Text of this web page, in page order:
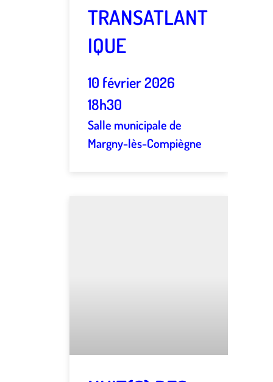
TRANSATLANT
IQUE
10 février 2026
18h30
Salle municipale de
Margny-lès-Compiègne